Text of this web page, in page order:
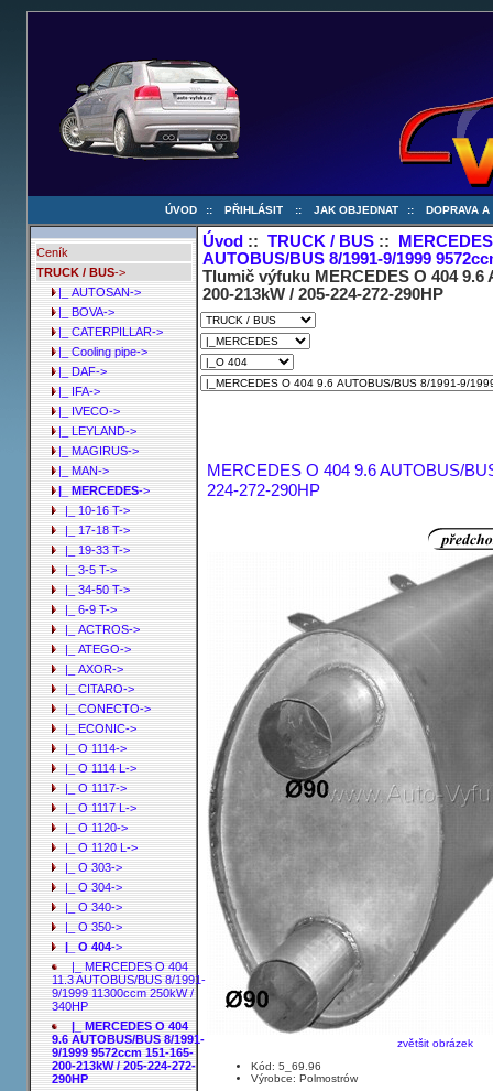
ÚVOD :: PŘIHLÁSIT :: JAK OBJEDNAT :: DOPRAVA A
Ceník
TRUCK / BUS->
|_ AUTOSAN->
|_ BOVA->
|_ CATERPILLAR->
|_ Cooling pipe->
|_ DAF->
|_ IFA->
|_ IVECO->
|_ LEYLAND->
|_ MAGIRUS->
|_ MAN->
|_ MERCEDES->
|_ 10-16 T->
|_ 17-18 T->
|_ 19-33 T->
|_ 3-5 T->
|_ 34-50 T->
|_ 6-9 T->
|_ ACTROS->
|_ ATEGO->
|_ AXOR->
|_ CITARO->
|_ CONECTO->
|_ ECONIC->
|_ O 1114->
|_ O 1114 L->
|_ O 1117->
|_ O 1117 L->
|_ O 1120->
|_ O 1120 L->
|_ O 303->
|_ O 304->
|_ O 340->
|_ O 350->
|_ O 404->
|_ MERCEDES O 404
11.3 AUTOBUS/BUS 8/1991-
9/1999 11300ccm 250kW /
340HP
|_ MERCEDES O 404
9.6 AUTOBUS/BUS 8/1991-
9/1999 9572ccm 151-165-
200-213kW / 205-224-272-
290HP
Úvod ::TRUCK / BUS ::
MERCEDES
AUTOBUS/BUS 8/1991-9/1999
Tlumič výfuku MERCEDES O 404 9.6
200-213kW / 205-224-272-290HP
MERCEDES O 404 9.6 AUTOBUS/
224-272-290HP
zvětšit obrázek
Kód: 5_69.96
Výrobce: Polmostrów